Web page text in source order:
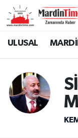
ULUSAL
Mardin
Mardin
Mardin